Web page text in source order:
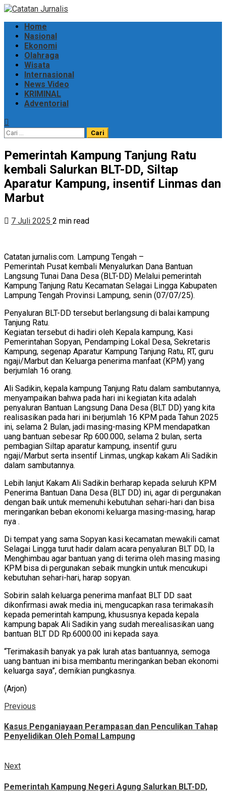
Skip
content
Primary
Menu
Home
Nasional
Ekonomi
Olahraga
Wisata
Internasional
News Video
KRIMINAL
Adventorial
Cari
untuk:
Pemerintah Kampung Tanjung Ratu
kembali Salurkan BLT-DD, Siltap
Aparatur Kampung, insentif Linmas dan
Marbut
7 Juli 2025 2 min read
Catatan jurnalis.com. Lampung Tengah –
Pemerintah Pusat kembali Menyalurkan Dana Bantuan
Langsung Tunai Dana Desa (BLT-DD) Melalui pemerintah
Kampung Tanjung Ratu Kecamatan Selagai Lingga Kabupaten
Lampung Tengah Provinsi Lampung, senin (07/07/25).
Penyaluran BLT-DD tersebut berlangsung di balai kampung
Tanjung Ratu.
Kegiatan tersebut di hadiri oleh Kepala kampung, Kasi
Pemerintahan Sopyan, Pendamping Lokal Desa, Sekretaris
Kampung, segenap Aparatur Kampung Tanjung Ratu, RT, guru
ngaji/Marbut dan Keluarga penerima manfaat (KPM) yang
berjumlah 16 orang.
Ali Sadikin, kepala kampung Tanjung Ratu dalam sambutannya,
menyampaikan bahwa pada hari ini kegiatan kita adalah
penyaluran Bantuan Langsung Dana Desa (BLT DD) yang kita
realisasikan pada hari ini berjumlah 16 KPM pada Tahun 2025
ini, selama 2 Bulan, jadi masing-masing KPM mendapatkan
uang bantuan sebesar Rp 600.000, selama 2 bulan, serta
pembagian Siltap aparatur kampung, insentif guru
ngaji/Marbut serta insentif Linmas, ungkap kakam Ali Sadikin
dalam sambutannya.
Lebih lanjut Kakam Ali Sadikin berharap kepada seluruh KPM
Penerima Bantuan Dana Desa (BLT DD) ini, agar di pergunakan
dengan baik untuk memenuhi kebutuhan sehari-hari dan bisa
meringankan beban ekonomi keluarga masing-masing, harap
nya .
Di tempat yang sama Sopyan kasi kecamatan mewakili camat
Selagai Lingga turut hadir dalam acara penyaluran BLT DD, Ia
Menghimbau agar bantuan yang di terima oleh masing masing
KPM bisa di pergunakan sebaik mungkin untuk mencukupi
kebutuhan sehari-hari, harap sopyan.
Sobirin salah keluarga penerima manfaat BLT DD saat
dikonfirmasi awak media ini, mengucapkan rasa terimakasih
kepada pemerintah kampung, khususnya kepada kepala
kampung bapak Ali Sadikin yang sudah merealisasikan uang
bantuan BLT DD Rp.6000.00 ini kepada saya.
“Terimakasih banyak ya pak lurah atas bantuannya, semoga
uang bantuan ini bisa membantu meringankan beban ekonomi
keluarga saya”, demikian pungkasnya.
(Arjon)
Continue
Reading
Previous
Kasus Penganiayaan Perampasan dan Penculikan Tahap
Penyelidikan Oleh Pomal Lampung
NextNext
Pemerintah Kampung Negeri Agung Salurkan BLT-DD,